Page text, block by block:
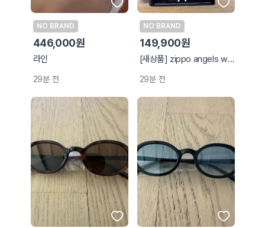
NO BRAND
446,000원
라인
29분 전
NO BRAND
149,900원
[새상품] zippo angels wings 스페셜 에디션
29분 전